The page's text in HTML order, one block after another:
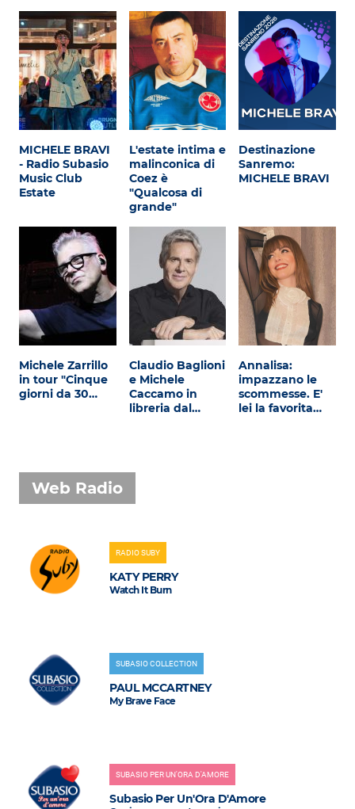
MICHELE BRAVI
- Radio Subasio
Music Club
Estate
L'estate intima e
malinconica di
Coez è
"Qualcosa di
grande"
Destinazione
Sanremo:
MICHELE BRAVI
Michele Zarrillo
in tour "Cinque
giorni da 30…
Claudio Baglioni
e Michele
Caccamo in
libreria dal…
Annalisa:
impazzano le
scommesse. E'
lei la favorita…
Web Radio
RADIO SUBY
KATY PERRY
Watch It Burn
SUBASIO COLLECTION
PAUL MCCARTNEY
My Brave Face
SUBASIO PER UN'ORA D'AMORE
Subasio Per Un'Ora D'Amore